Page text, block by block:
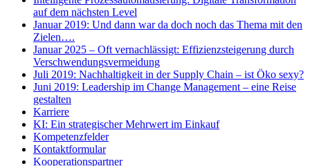
auf dem nächsten Level
Januar 2019: Und dann war da doch noch das Thema mit den
Zielen….
Januar 2025 – Oft vernachlässigt: Effizienzsteigerung durch
Verschwendungsvermeidung
Juli 2019: Nachhaltigkeit in der Supply Chain – ist Öko sexy?
Juni 2019: Leadership im Change Management – eine Reise
gestalten
Karriere
KI: Ein strategischer Mehrwert im Einkauf
Kompetenzfelder
Kontaktformular
Kooperationspartner